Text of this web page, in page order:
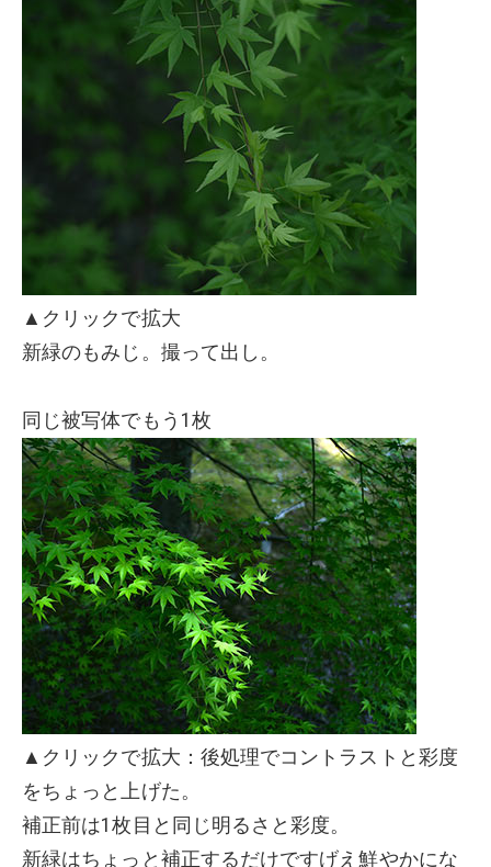
▲クリックで拡大
新緑のもみじ。撮って出し。
同じ被写体でもう1枚
▲クリックで拡大：後処理でコントラストと彩度
をちょっと上げた。
補正前は1枚目と同じ明るさと彩度。
新緑はちょっと補正するだけですげえ鮮やかにな